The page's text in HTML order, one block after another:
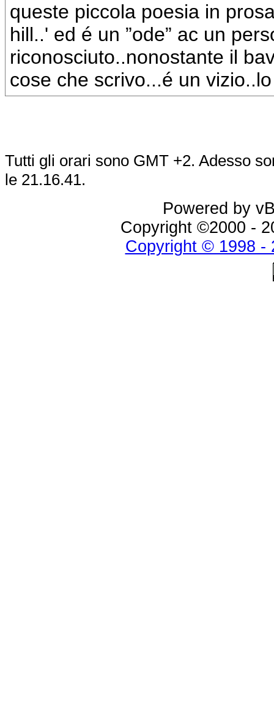
queste piccola poesia in
hill..' ed é un ”ode” ac un
riconosciuto..nonostante il
cose che scrivo...é un
Tutti gli orari sono GMT +2. Adesso
le 21.16.41.
Powered by
Copyright ©2000 -
Copyright © 1998 -